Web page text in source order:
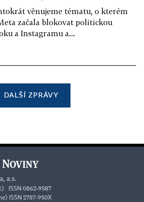
věnujeme tématu, o kterém
začala blokovat politickou
a Instagramu a...
DALŠÍ ZPRÁVY
a.s.
ISSN 0862-9587
ISSN 2787-950X